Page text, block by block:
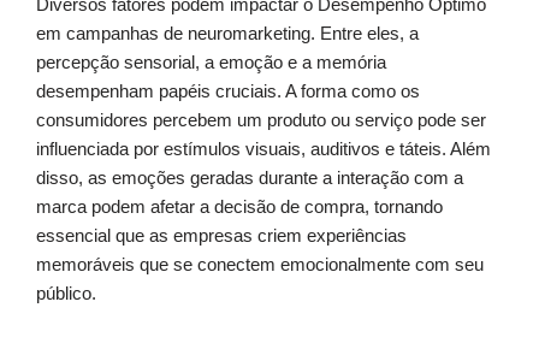
em campanhas de neuromarketing. Entre eles, a
percepção sensorial, a emoção e a memória
desempenham papéis cruciais. A forma como os
consumidores percebem um produto ou serviço pode ser
influenciada por estímulos visuais, auditivos e táteis. Além
disso, as emoções geradas durante a interação com a
marca podem afetar a decisão de compra, tornando
essencial que as empresas criem experiências
memoráveis que se conectem emocionalmente com seu
público.